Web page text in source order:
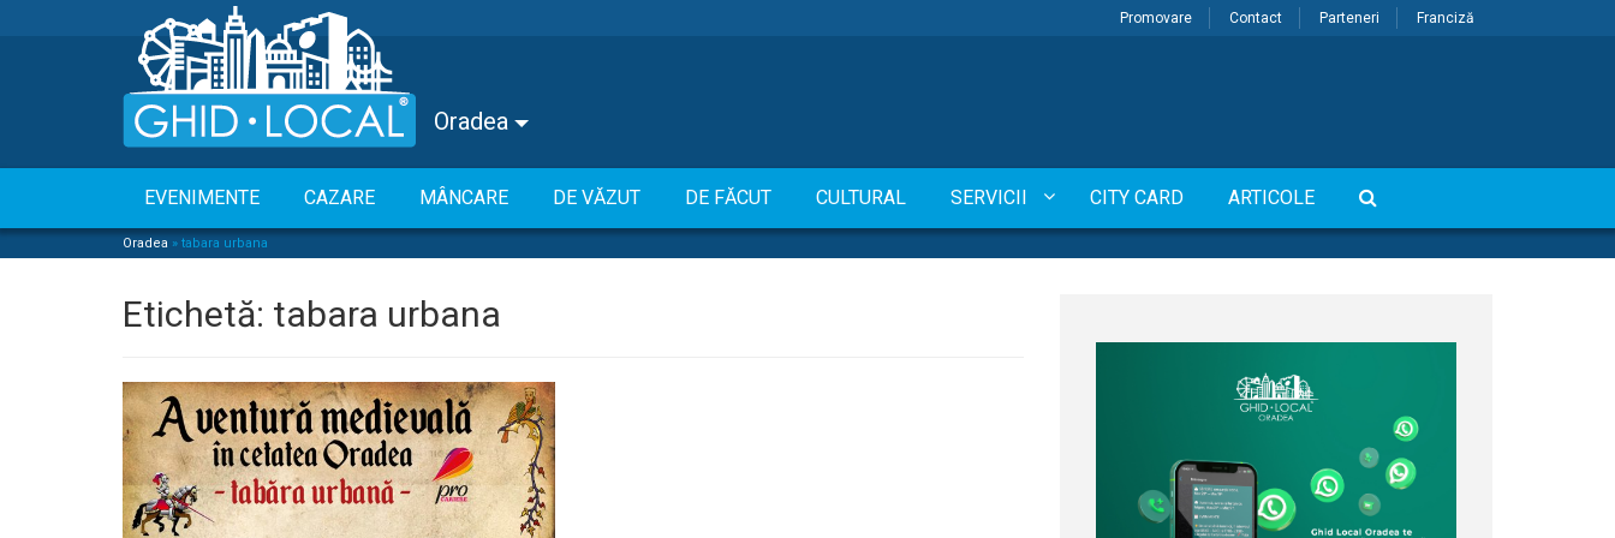
Promovare Contact Parteneri Franciză
Oradea
EVENIMENTE CAZARE MÂNCARE DE VĂZUT DE FĂCUT CULTURAL SERVICII CITY CARD ARTICOLE
Oradea » tabara urbana
Etichetă: tabara urbana